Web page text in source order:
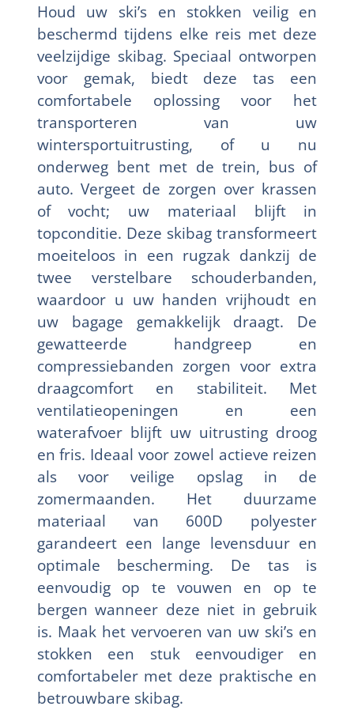
Houd uw ski’s en stokken veilig en
beschermd tijdens elke reis met deze
veelzijdige skibag. Speciaal ontworpen
voor gemak, biedt deze tas een
comfortabele oplossing voor het
transporteren van uw
wintersportuitrusting, of u nu
onderweg bent met de trein, bus of
auto. Vergeet de zorgen over krassen
of vocht; uw materiaal blijft in
topconditie. Deze skibag transformeert
moeiteloos in een rugzak dankzij de
twee verstelbare schouderbanden,
waardoor u uw handen vrijhoudt en
uw bagage gemakkelijk draagt. De
gewatteerde handgreep en
compressiebanden zorgen voor extra
draagcomfort en stabiliteit. Met
ventilatieopeningen en een
waterafvoer blijft uw uitrusting droog
en fris. Ideaal voor zowel actieve reizen
als voor veilige opslag in de
zomermaanden. Het duurzame
materiaal van 600D polyester
garandeert een lange levensduur en
optimale bescherming. De tas is
eenvoudig op te vouwen en op te
bergen wanneer deze niet in gebruik
is. Maak het vervoeren van uw ski’s en
stokken een stuk eenvoudiger en
comfortabeler met deze praktische en
betrouwbare skibag.